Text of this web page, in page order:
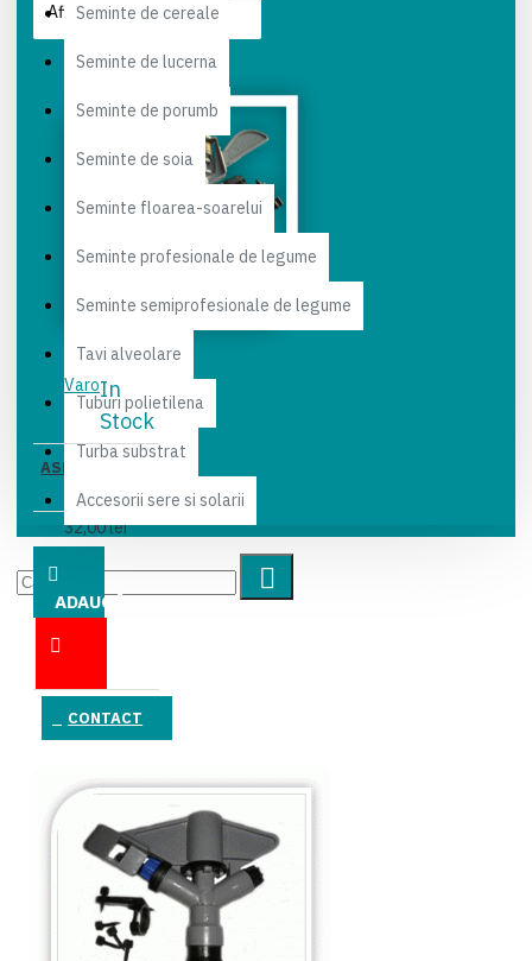
Seminte de cereale
Seminte de lucerna
Seminte de porumb
Seminte de soia
Seminte floarea-soarelui
Seminte profesionale de legume
Seminte semiprofesionale de legume
Tavi alveolare
Tuburi polietilena
Turba substrat
Accesorii sere si solarii
Afisare
IrriVaroIn
Stock
ASPERSOR AK
1035
32,00 lei
ADAUGĂ
CONTACT